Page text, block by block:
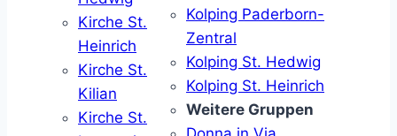
Kirche St.
Heinrich
Kirche St.
Kilian
Kirche St.
Kolping Paderborn-
Zentral
Kolping St. Hedwig
Kolping St. Heinrich
Weitere Gruppen